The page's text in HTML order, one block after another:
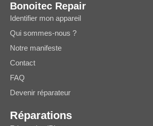
Bonoitec Repair
Identifier mon appareil
Qui sommes-nous ?
Notre manifeste
Contact
FAQ
Devenir réparateur
Réparations